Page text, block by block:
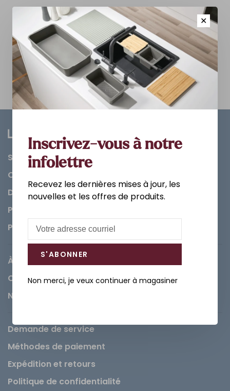
Salle de bain
Cuisine
Décorations et Accessoires
Peintures
Pièces
À propos de Léopold
Carrières
Nous contacter
Demande de service
Méthodes de paiement
Expédition et retours
Politique de confidentialité
✕
Inscrivez-vous à notre
infolettre
Recevez les dernières mises à jour, les
nouvelles et les offres de produits.
S'ABONNER
Non merci, je veux continuer à magasiner